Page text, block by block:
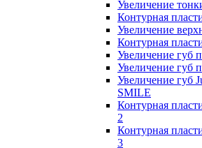
Увеличение
Контурная
Увеличение
Контурная
Увеличение губ
Увеличение губ
Увеличение губ
SMILE
Контурная
2
Контурная
3